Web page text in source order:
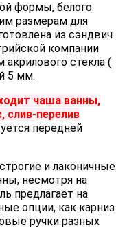
формы, белого
размерам для
из сэндвич
компании
стекла (
5 мм.
чаша ванны,
слив-перелив
передней
и лаконичные
несмотря на
предлагает на
опции, как карниз
ручки разных